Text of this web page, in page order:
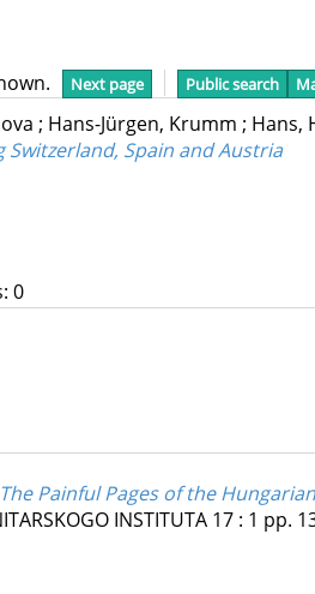
Next page Public search
; Hans-Jürgen, Krumm ; Hans,
Switzerland, Spain and Austria
0
Painful Pages of the
INSTITUTA 17: 1 pp.